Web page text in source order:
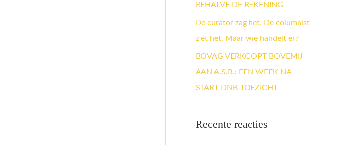
BEHALVE DE REKENING
De curator zag het. De columnist
ziet het. Maar wie handelt er?
BOVAG VERKOOPT BOVEMIJ
AAN A.S.R.: EEN WEEK NA
START DNB-TOEZICHT
Recente reacties